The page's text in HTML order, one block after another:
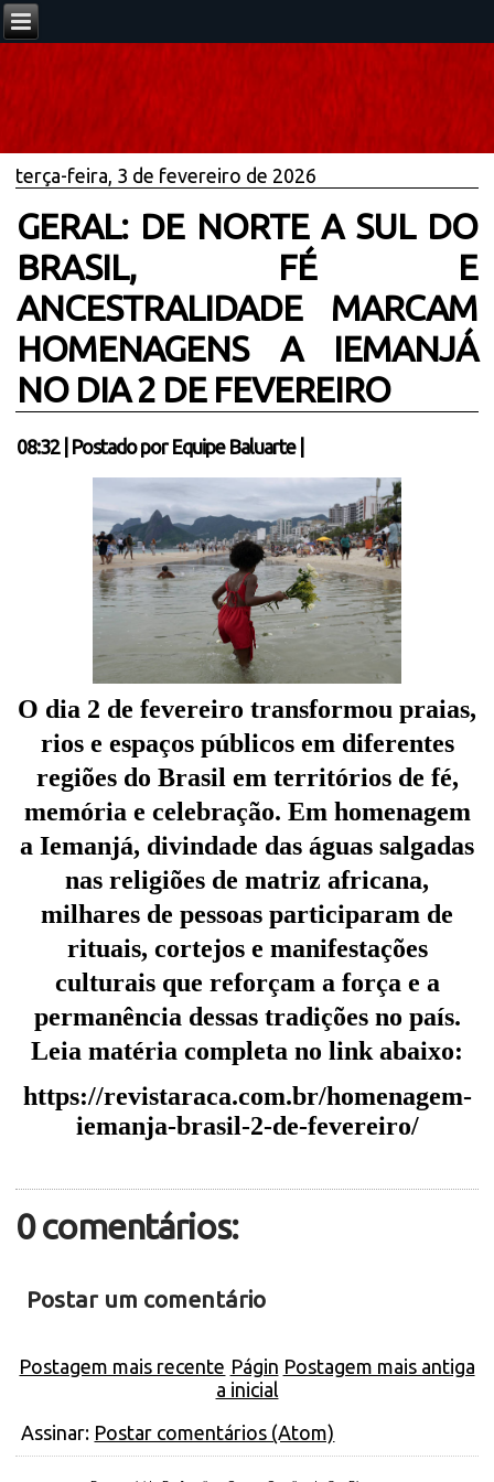
terça-feira, 3 de fevereiro de 2026
GERAL: DE NORTE A SUL DO
BRASIL, FÉ E
ANCESTRALIDADE MARCAM
HOMENAGENS A IEMANJÁ
NO DIA 2 DE FEVEREIRO
08:32| Postado por Equipe Baluarte
O dia 2 de fevereiro transformou praias,
rios e espaços públicos em diferentes
regiões do Brasil em territórios de fé,
memória e celebração. Em homenagem
a Iemanjá, divindade das águas salgadas
nas religiões de matriz africana,
milhares de pessoas participaram de
rituais, cortejos e manifestações
culturais que reforçam a força e a
permanência dessas tradições no país.
Leia matéria completa no link abaixo:
https://revistaraca.com.br/homenagem-
iemanja-brasil-2-de-fevereiro/
0 comentários:
Postar um comentário
Postagem mais recente Postagem mais antiga
Págin
a inicial
Assinar: Postar comentários (Atom)